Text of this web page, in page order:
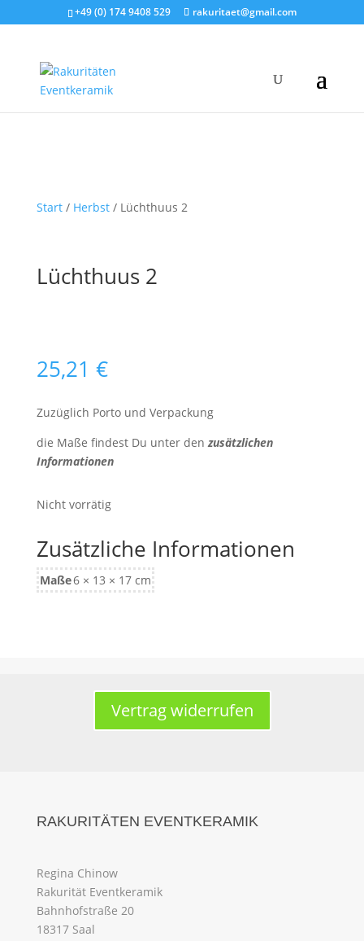
+49 (0) 174 9408 529 rakuritaet@gmail.com
Start/ Herbst/ Lüchthuus 2
Lüchthuus 2
25,21 €
Zuzüglich Porto und Verpackung
die Maße findest Du unter denzusätzlichen
Informationen
Nicht vorrätig
Zusätzliche Informationen
Maße6 × 13 × 17 cm
Vertrag widerrufen
RAKURITÄTEN EVENTKERAMIK
Regina Chinow
Rakurität Eventkeramik
Bahnhofstraße 20
18317 Saal